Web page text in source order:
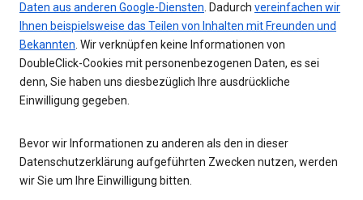
Daten aus anderen Google-Diensten. Dadurch vereinfachen wir
Ihnen beispielsweise das Teilen von Inhalten mit Freunden und
Bekannten. Wir verknüpfen keine Informationen von
DoubleClick-Cookies mit personenbezogenen Daten, es sei
denn, Sie haben uns diesbezüglich Ihre ausdrückliche
Einwilligung gegeben.
Bevor wir Informationen zu anderen als den in dieser
Datenschutzerklärung aufgeführten Zwecken nutzen, werden
wir Sie um Ihre Einwilligung bitten.